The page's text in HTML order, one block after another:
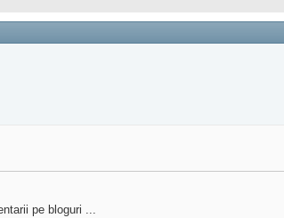
pe bloguri ...